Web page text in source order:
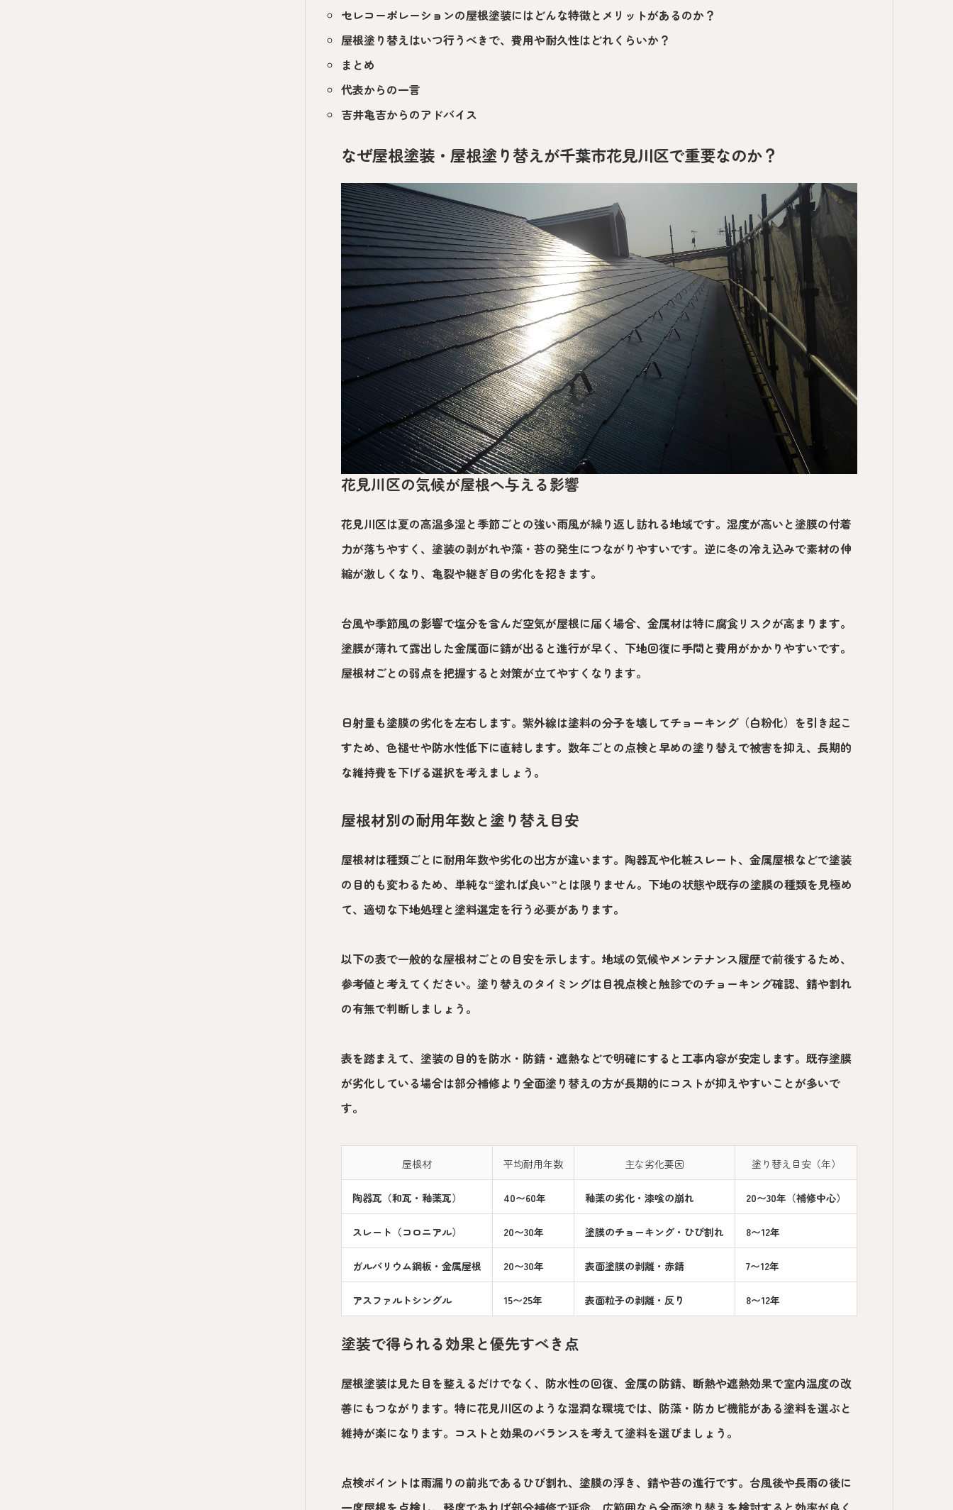
セレコーポレーションの屋根塗装にはどんな特徴とメリットがあるのか？
屋根塗り替えはいつ行うべきで、費用や耐久性はどれくらいか？
まとめ
代表からの一言
吉井亀吉からのアドバイス
なぜ屋根塗装・屋根塗り替えが千葉市花見川区で重要なのか？
花見川区の気候が屋根へ与える影響
花見川区は夏の高温多湿と季節ごとの強い雨風が繰り返し訪れる地域です。湿度が高いと塗膜の付着
力が落ちやすく、塗装の剥がれや藻・苔の発生につながりやすいです。逆に冬の冷え込みで素材の伸
縮が激しくなり、亀裂や継ぎ目の劣化を招きます。
台風や季節風の影響で塩分を含んだ空気が屋根に届く場合、金属材は特に腐食リスクが高まります。
塗膜が薄れて露出した金属面に錆が出ると進行が早く、下地回復に手間と費用がかかりやすいです。
屋根材ごとの弱点を把握すると対策が立てやすくなります。
日射量も塗膜の劣化を左右します。紫外線は塗料の分子を壊してチョーキング（白粉化）を引き起こ
すため、色褪せや防水性低下に直結します。数年ごとの点検と早めの塗り替えで被害を抑え、長期的
な維持費を下げる選択を考えましょう。
屋根材別の耐用年数と塗り替え目安
屋根材は種類ごとに耐用年数や劣化の出方が違います。陶器瓦や化粧スレート、金属屋根などで塗装
の目的も変わるため、単純な“塗れば良い”とは限りません。下地の状態や既存の塗膜の種類を見極め
て、適切な下地処理と塗料選定を行う必要があります。
以下の表で一般的な屋根材ごとの目安を示します。地域の気候やメンテナンス履歴で前後するため、
参考値と考えてください。塗り替えのタイミングは目視点検と触診でのチョーキング確認、錆や割れ
の有無で判断しましょう。
表を踏まえて、塗装の目的を防水・防錆・遮熱などで明確にすると工事内容が安定します。既存塗膜
が劣化している場合は部分補修より全面塗り替えの方が長期的にコストが抑えやすいことが多いで
す。
屋根材 平均耐用年数 主な劣化要因 塗り替え目安（年）
陶器瓦（和瓦・釉薬瓦） 40〜60年 釉薬の劣化・漆喰の崩れ 20〜30年（補修中心）
スレート（コロニアル） 20〜30年 塗膜のチョーキング・ひび割れ 8〜12年
ガルバリウム鋼板・金属屋根 20〜30年 表面塗膜の剥離・赤錆 7〜12年
アスファルトシングル 15〜25年 表面粒子の剥離・反り 8〜12年
塗装で得られる効果と優先すべき点
屋根塗装は見た目を整えるだけでなく、防水性の回復、金属の防錆、断熱や遮熱効果で室内温度の改
善にもつながります。特に花見川区のような湿潤な環境では、防藻・防カビ機能がある塗料を選ぶと
維持が楽になります。コストと効果のバランスを考えて塗料を選びましょう。
点検ポイントは雨漏りの前兆であるひび割れ、塗膜の浮き、錆や苔の進行です。台風後や長雨の後に